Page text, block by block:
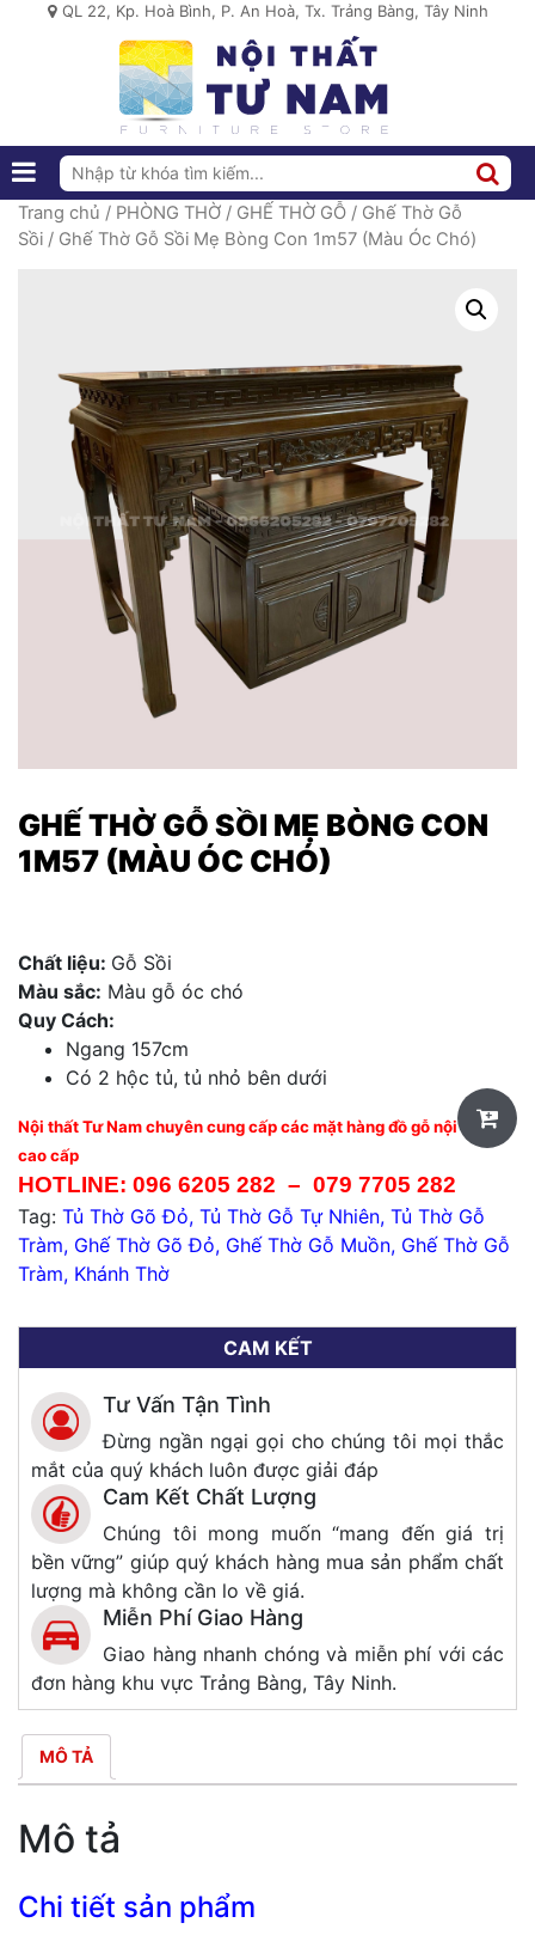
QL 22, Kp. Hoà Bình, P. An Hoà, Tx. Trảng Bàng, Tây Ninh
Trang chủ / PHÒNG THỜ / GHẾ THỜ GỖ / Ghế Thờ Gỗ
Sồi / Ghế Thờ Gỗ Sồi Mẹ Bòng Con 1m57 (Màu Óc Chó)
GHẾ THỜ GỖ SỒI MẸ BÒNG CON
1M57 (MÀU ÓC CHÓ)
Chất liệu: Gỗ Sồi
Màu sắc: Màu gỗ óc chó
Quy Cách:
Ngang 157cm
Có 2 hộc tủ, tủ nhỏ bên dưới
Nội thất Tư Nam chuyên cung cấp các mặt hàng đồ gỗ nội thất
cao cấp
HOTLINE: 096 6205 282 – 079 7705 282
Tag: Tủ Thờ Gõ Đỏ, Tủ Thờ Gỗ Tự Nhiên, Tủ Thờ Gỗ
Tràm, Ghế Thờ Gõ Đỏ, Ghế Thờ Gỗ Muồn, Ghế Thờ Gỗ
Tràm, Khánh Thờ
CAM KẾT
Tư Vấn Tận Tình
Đừng ngần ngại gọi cho chúng tôi mọi thắc
mắt của quý khách luôn được giải đáp
Cam Kết Chất Lượng
Chúng tôi mong muốn “mang đến giá trị
bền vững” giúp quý khách hàng mua sản phẩm chất
lượng mà không cần lo về giá.
Miễn Phí Giao Hàng
Giao hàng nhanh chóng và miễn phí với các
đơn hàng khu vực Trảng Bàng, Tây Ninh.
MÔ TẢ
Mô tả
Chi tiết sản phẩm